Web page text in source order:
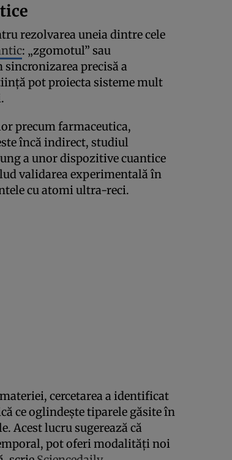
rezolvarea uneia dintre cele
: „zgomotul” sau
precisă a
pot proiecta sisteme mult
precum farmaceutica,
încă indirect, studiul
a unor dispozitive cuantice
validarea experimentală în
cu atomi ultra-reci.
cercetarea a identificat
ce oglindește tiparele găsite în
Acest lucru sugerează că
pot oferi modalități noi